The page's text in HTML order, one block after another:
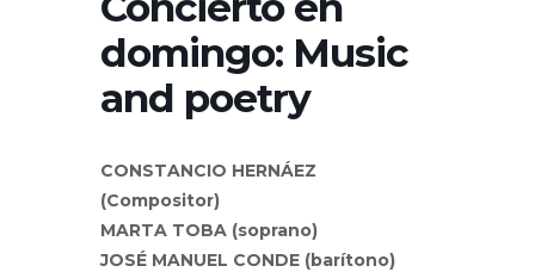
domingo: Music
and poetry
CONSTANCIO HERNÁEZ
(Compositor)
MARTA TOBA (soprano)
JOSÉ MANUEL CONDE (barítono)